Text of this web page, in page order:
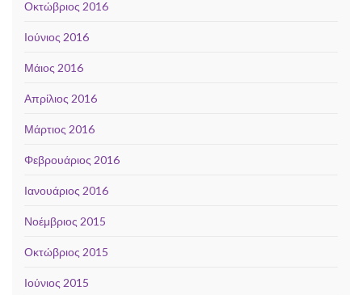
Οκτώβριος 2016
Ιούνιος 2016
Μάιος 2016
Απρίλιος 2016
Μάρτιος 2016
Φεβρουάριος 2016
Ιανουάριος 2016
Νοέμβριος 2015
Οκτώβριος 2015
Ιούνιος 2015